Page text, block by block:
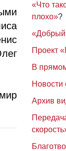
«Что
плохо»?
«Добрый
Проект
В
Новости
Архив